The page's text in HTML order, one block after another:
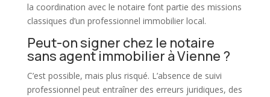
la coordination avec le notaire font partie des missions
classiques d’un professionnel immobilierlocal.
Peut-on signer chez le notaire
sans agent immobilier à Vienne ?
C’est possible, mais plus risqué. L’absence de suivi
professionnel peut entraîner des erreurs juridiques, des